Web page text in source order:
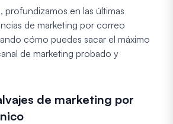
profundizamos en las últimas
de marketing por correo
cómo puedes sacar el máximo
de marketing probado y
de marketing por